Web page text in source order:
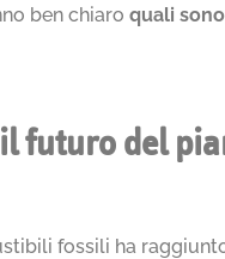
ben chiaroquali
futuro del
fossili ha